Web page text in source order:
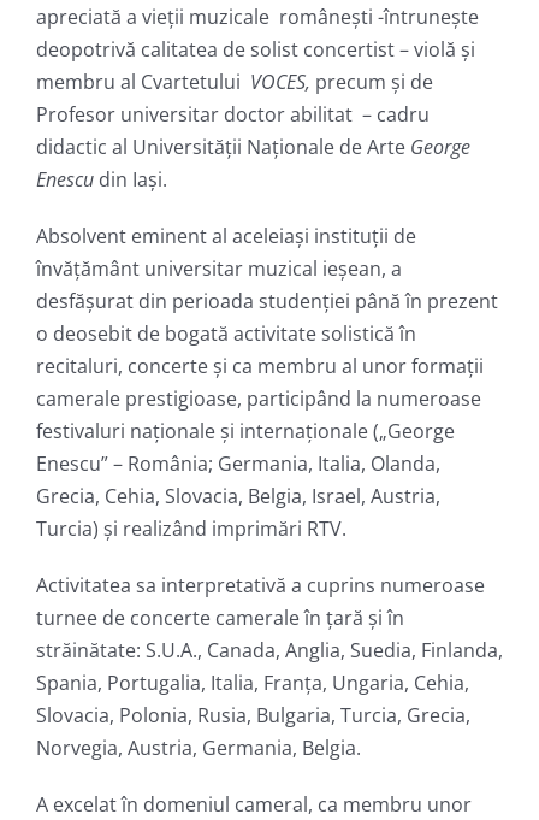
apreciată a vieții muzicale românești -întrunește
deopotrivă calitatea de solist concertist – violă și
membru al Cvartetului VOCES, precum și de
Profesor universitar doctor abilitat – cadru
didactic al Universității Naționale de Arte George
Enescu din Iași.
Absolvent eminent al aceleiași instituții de
învățământ universitar muzical ieșean, a
desfășurat din perioada studenției până în prezent
o deosebit de bogată activitate solistică în
recitaluri, concerte și ca membru al unor formații
camerale prestigioase, participând la numeroase
festivaluri naţionale şi internaţionale („George
Enescu” – România; Germania, Italia, Olanda,
Grecia, Cehia, Slovacia, Belgia, Israel, Austria,
Turcia) și realizând imprimări RTV.
Activitatea sa interpretativă a cuprins numeroase
turnee de concerte camerale în ţară şi în
străinătate: S.U.A., Canada, Anglia, Suedia, Finlanda,
Spania, Portugalia, Italia, Franţa, Ungaria, Cehia,
Slovacia, Polonia, Rusia, Bulgaria, Turcia, Grecia,
Norvegia, Austria, Germania, Belgia.
A excelat în domeniul cameral, ca membru unor